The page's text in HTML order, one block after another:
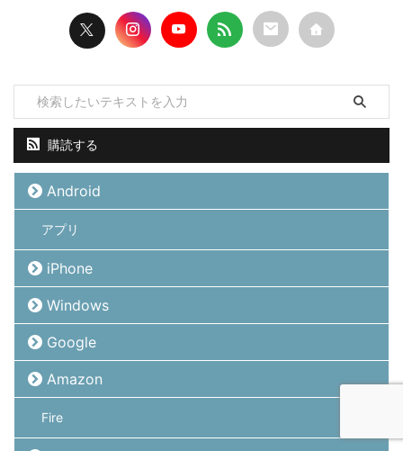
購読する
Android
アプリ
iPhone
Windows
Google
Amazon
Fire